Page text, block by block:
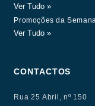
Ver Tudo »
Promoções da
Ver Tudo »
CONTACTOS
Rua 25 Abril, nº 150